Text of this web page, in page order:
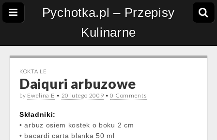
Pychotka.pl – Przepisy
Kulinarne
KOKTAILE
Daiquri arbuzowe
by Ewelina B • 20 lutego 2009 •0 Comments
Składniki:
• arbuz osiem kostek o boku 2 cm
• bacardi carta blanka 50 ml